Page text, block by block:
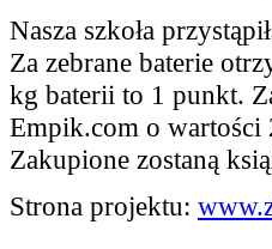
Nasza szkoła
Za zebrane baterie
kg baterii to 1 punkt.
Empik.com o wartości
Zakupione zostaną
Strona projektu: